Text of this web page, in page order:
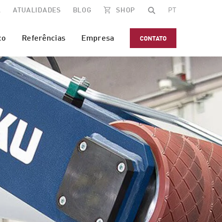
ATUALIDADES BLOG SHOP PT
Referências Empresa CONTATO